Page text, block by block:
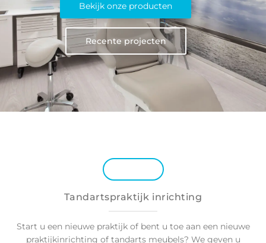
Bekijk onze producten
Recente projecten
Tandartspraktijk inrichting
Start u een nieuwe praktijk of bent u toe aan een nieuwe
praktijkinrichting of tandarts meubels? We geven u